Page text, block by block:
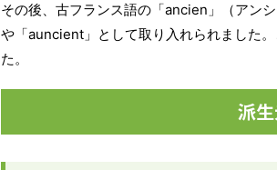
その後、古フランス語の「ancien」（アン
や「auncient」として取り入れられました
た。
派